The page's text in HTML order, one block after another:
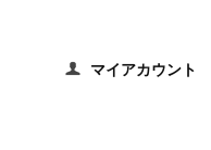
マイアカウント